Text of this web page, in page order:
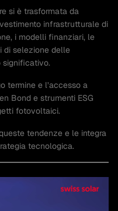
si è trasformata da
infrastrutturale di
i modelli finanziari, le
di selezione delle
significativo.
termine e l’accesso a
Bond e strumenti ESG
fotovoltaici.
tendenze e le integra
tecnologica.